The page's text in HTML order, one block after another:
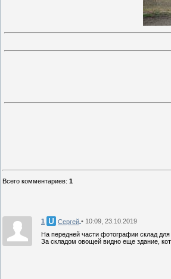
Всего комментариев: 1
1 Сергей • 10:09, 23.10.2019
На передней части фотографии склад
За складом овощей видно еще здание,